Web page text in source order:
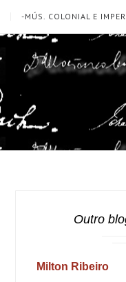
-MÚS. COLONIAL E
Outro
Milton Ribeiro